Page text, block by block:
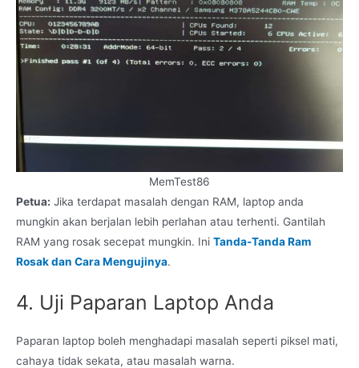
MemTest86
Petua: Jika terdapat masalah dengan RAM, laptop anda
mungkin akan berjalan lebih perlahan atau terhenti. Gantilah
RAM yang rosak secepat mungkin. Ini Tanda-Tanda Ram
Rosak dan Cara Mengujinya.
4. Uji Paparan Laptop Anda
Paparan laptop boleh menghadapi masalah seperti piksel mati,
cahaya tidak sekata, atau masalah warna.